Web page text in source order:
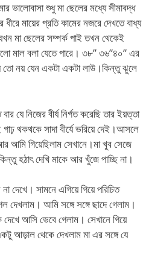
শুধু মা ছেলের মধ্যে সীমাবদ্ধ
মায়ের প্রতি কামের নজরে দেখতে বাধ্য
মা ছেলের সম্পর্ক পাই তখন থেকেই
মাল বলা যেতে পারে। ৩৮” ৩৬”৪০” এর
তো নয় যেন একটা একটা লাউ।কিন্তু ঝুলে
যে নিজের বীর্য নির্গত করেছি তার ইয়ত্তা
গাঢ় থকথকে সাদা বীর্যে ভরিয়ে দেই।আসলে
আমি গিয়েছিলাম সেখানে।মা খুব সেজে
হঠাৎ দেখি মাকে আর খুঁজে পাচ্ছি না।
দেখে। সামনে এগিয়ে গিয়ে পরিচিত
আমি সঙ্গে সঙ্গে ছাদে গেলাম।
আসি ভেবে গেলাম। সেখানে গিয়ে
আড়াল থেকে দেখলাম মা এর সঙ্গে যে